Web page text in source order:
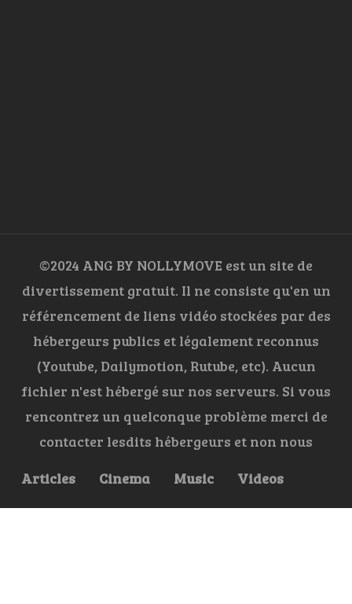
©2024 ANG BY NOLLYMOVE est un site de
divertissement gratuit. Il ne consiste qu'en un
référencement de liens vidéo stockées par des
hébergeurs publics et légalement reconnus
(Youtube, Dailymotion, Rutube, etc). Aucun
fichier n'est hébergé sur nos serveurs. Si vous
rencontrez un quelconque problème merci de
contacter lesdits hébergeurs et non nous
Articles
Cinema Music Videos